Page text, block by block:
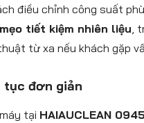
điều chỉnh công suất
mẹo tiết kiệm nhiên liệu,
từ xa nếu khách gặp
tục đơn giản
tại HAIAUCLEAN